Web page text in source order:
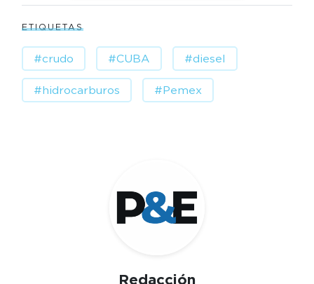
ETIQUETAS
#crudo #CUBA #diesel
#hidrocarburos #Pemex
Redacción